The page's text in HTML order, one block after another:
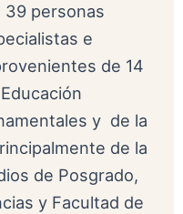
39 personas
e
de 14
y de la
de la
de Posgrado,
y Facultad de